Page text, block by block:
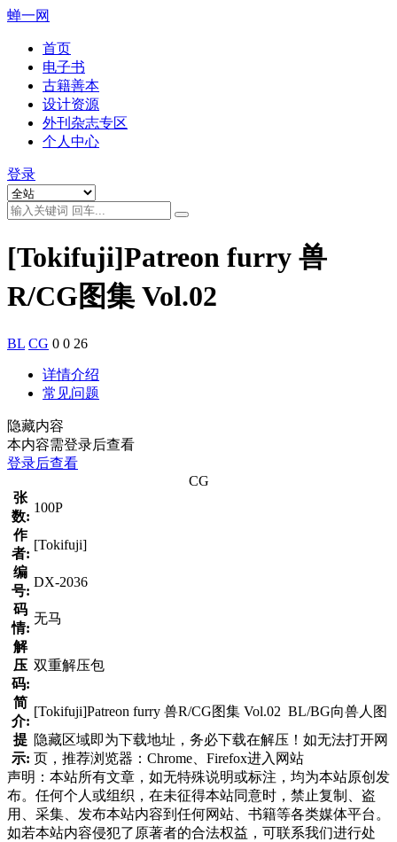
蝉一网
首页
电子书
古籍善本
设计资源
外刊杂志专区
个人中心
登录
[Tokifuji]Patreon furry 兽
R/CG图集 Vol.02
BL CG 0 0 26
详情介绍
常见问题
隐藏内容
本内容需登录后查看
登录后查看
CG
张
数:
100P
作
者:
[Tokifuji]
编
号:
DX-2036
码
情:
无马
解
压
码:
双重解压包
简
介:
[Tokifuji]Patreon furry 兽R/CG图集 Vol.02 BL/BG向兽人图
提
示:
隐藏区域即为下载地址，务必下载在解压！如无法打开网
页，推荐浏览器：Chrome、Firefox进入网站
声明：本站所有文章，如无特殊说明或标注，均为本站原创发
布。任何个人或组织，在未征得本站同意时，禁止复制、盗
用、采集、发布本站内容到任何网站、书籍等各类媒体平台。
如若本站内容侵犯了原著者的合法权益，可联系我们进行处